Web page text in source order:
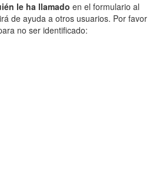
le ha llamado en el formulario al
de ayuda a otros usuarios. Por favor
no ser identificado: